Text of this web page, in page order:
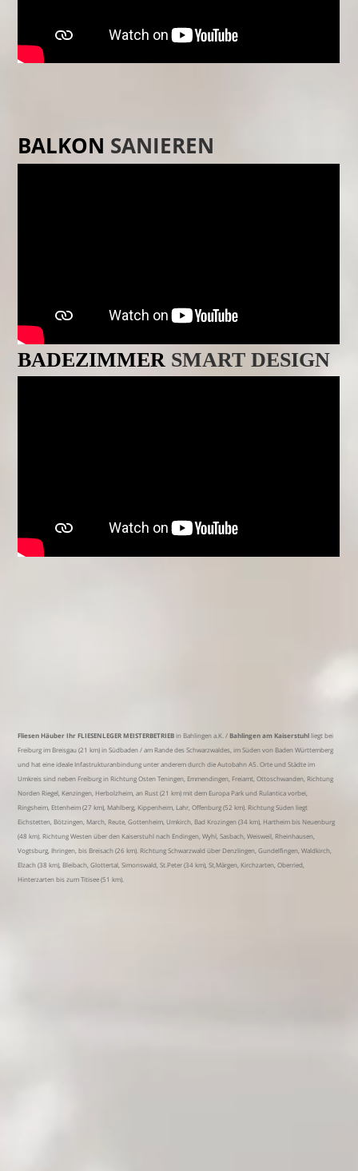
BALKON SANIEREN
BADEZIMMER SMART DESIGN
Fliesen Häuber Ihr FLIESENLEGER MEISTERBETRIEBin Bahlingen a.K. /Bahlingen am Kaiserstuhlliegt bei
Freiburg im Breisgau (21 km) in Südbaden / am Rande des Schwarzwaldes, im Süden von Baden Württemberg
und hat eine ideale Infastrukturanbindung unter anderem durch die Autobahn A5. Orte und Städte im
Umkreis sind neben Freiburg in Richtung Osten Teningen, Emmendingen, Freiamt, Ottoschwanden, Richtung
Norden Riegel, Kenzingen, Herbolzheim, an Rust (21 km) mit dem Europa Park und Rulantica vorbei,
Ringsheim, Ettenheim (27 km), Mahlberg, Kippenheim, Lahr, Offenburg (52 km). Richtung Süden liegt
Eichstetten, Bötzingen, March, Reute, Gottenheim, Umkirch, Bad Krozingen (34 km), Hartheim bis Neuenburg
(48 km). Richtung Westen über den Kaiserstuhl nach Endingen, Wyhl, Sasbach, Weisweil, Rheinhausen,
Vogtsburg, Ihringen, bis Breisach (26 km). Richtung Schwarzwald über Denzlingen, Gundelfingen, Waldkirch,
Elzach (38 km), Bleibach, Glottertal, Simonswald, St.Peter (34 km), St,Märgen, Kirchzarten, Oberried,
Hinterzarten bis zum Titisee (51 km).